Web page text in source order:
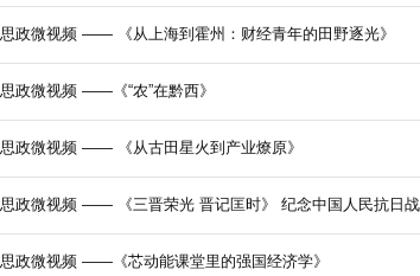
思政微视频 —— 《从上海到霍州：财经青年的田野逐光》
思政微视频 ——《“农”在黔西》
思政微视频 —— 《从古田星火到产业燎原》
思政微视频 —— 《三晋荣光 晋记
思政微视频 ——《芯动能课堂里的强国经济学》